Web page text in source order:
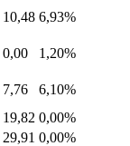
10,48 6,93%
0,00 1,20%
7,76
6,10%
19,82 0,00%
29,91 0,00%